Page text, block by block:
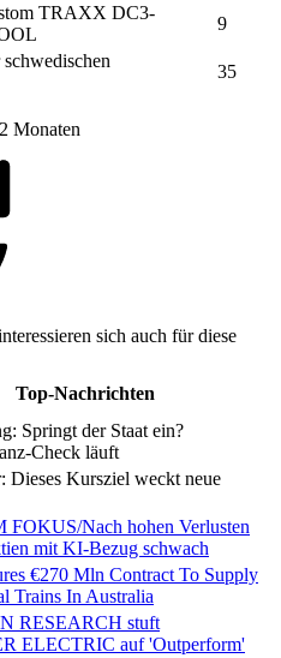
TRAXX DC3-
9
35
Monaten
sich auch für diese
Top-Nachrichten
Springt der Staat ein?
Check läuft
Dieses Kursziel weckt neue
Nach hohen Verlusten
mit KI-Bezug schwach
€270 Mln Contract To Supply
Trains In Australia
RESEARCH stuft
ELECTRIC auf 'Outperform'